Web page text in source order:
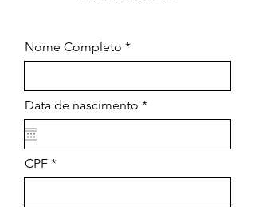
Nome Completo
Data de nascimento *r
e
e
CPF